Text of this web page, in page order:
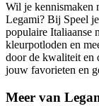
Wil je kennismaken
Legami? Bij Speel
populaire Italiaanse
kleurpotloden en
door de kwaliteit en
jouw favorieten en
Meer van